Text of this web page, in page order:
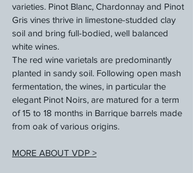
varieties. Pinot Blanc, Chardonnay and Pinot
Gris vines thrive in limestone-studded clay
soil and bring full-bodied, well balanced
white wines.
The red wine varietals are predominantly
planted in sandy soil. Following open mash
fermentation, the wines, in particular the
elegant Pinot Noirs, are matured for a term
of 15 to 18 months in Barrique barrels made
from oak of various origins.
MORE ABOUT VDP >